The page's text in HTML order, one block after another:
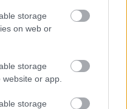
storage
on web or
storage
or app.
storage
krumplifőzelék
sárgaborsó